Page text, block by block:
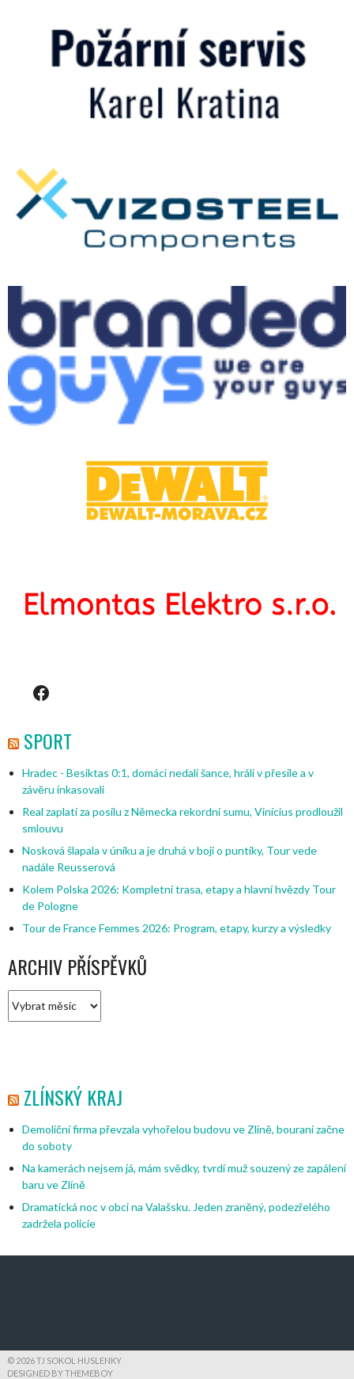
Facebook
SPORT
Hradec - Besiktas 0:1, domácí nedali šance, hráli v přesile a v
závěru inkasovali
Real zaplatí za posilu z Německa rekordní sumu, Vinícius prodloužil
smlouvu
Nosková šlapala v úniku a je druhá v boji o puntíky, Tour vede
nadále Reusserová
Kolem Polska 2026: Kompletní trasa, etapy a hlavní hvězdy Tour
de Pologne
Tour de France Femmes 2026: Program, etapy, kurzy a výsledky
ARCHIV PŘÍSPĚVKŮ
příspěvků
ZLÍNSKÝ KRAJ
Demoliční firma převzala vyhořelou budovu ve Zlíně, bouraní začne
do soboty
Na kamerách nejsem já, mám svědky, tvrdí muž souzený ze zapálení
baru ve Zlíně
Dramatická noc v obci na Valašsku. Jeden zraněný, podezřelého
zadržela policie
© 2026 TJ SOKOL HUSLENKY
DESIGNED BY THEMEBOY